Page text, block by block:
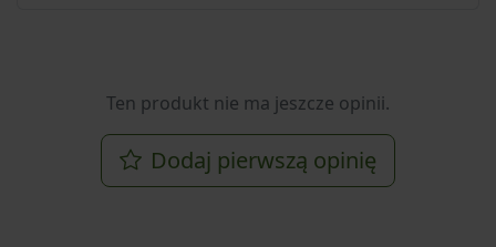
Ten produkt nie ma jeszcze opinii.
Dodaj pierwszą opinię